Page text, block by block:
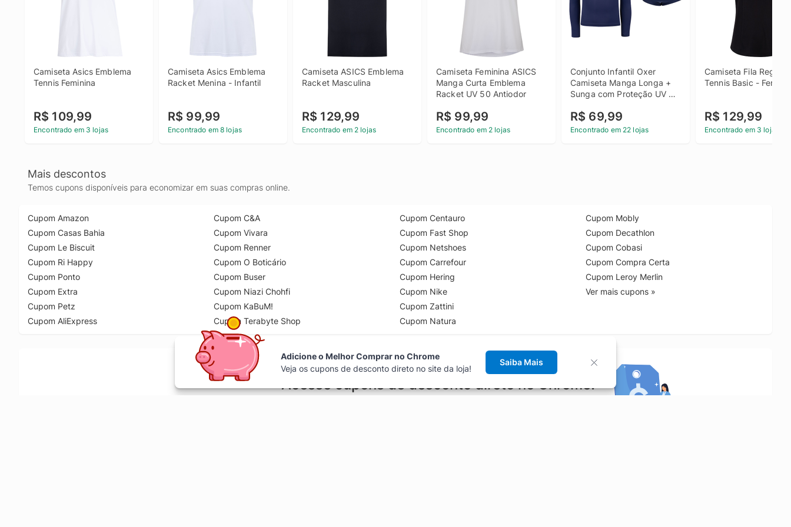
Camiseta Asics Emblema
Tennis Feminina
R$ 109,99
Encontrado em 3 lojas
Camiseta Asics Emblema
Racket Menina - Infantil
R$ 99,99
Encontrado em 8 lojas
Camiseta ASICS Emblema
Racket Masculina
R$ 129,99
Encontrado em 2 lojas
Camiseta Feminina ASICS
Manga Curta Emblema
Racket UV 50 Antiodor
R$ 99,99
Encontrado em 2 lojas
Conjunto Infantil Oxer
Camiseta Manga Longa +
Sunga com Proteção UV
R$ 69,99
Encontrado em 22 lojas
Camiseta Fila Regata
Tennis Basic -
R$ 129,99
Encontrado em 3 lojas
Mais descontos
Temos cupons disponíveis para economizar em suas compras online.
Cupom Amazon
Cupom Casas Bahia
Cupom Le Biscuit
Cupom Ri Happy
Cupom Ponto
Cupom Extra
Cupom Petz
Cupom AliExpress
Cupom C&A
Cupom Vivara
Cupom Renner
Cupom O Boticário
Cupom Buser
Cupom Niazi Chohfi
Cupom KaBuM!
Cupom Terabyte Shop
Cupom Centauro
Cupom Fast Shop
Cupom Netshoes
Cupom Carrefour
Cupom Hering
Cupom Nike
Cupom Zattini
Cupom Natura
Cupom Mobly
Cupom Decathlon
Cupom Cobasi
Cupom Compra Certa
Cupom Leroy Merlin
Ver mais cupons »
Acesse cupons de desconto direto no Chrome!
Adicione o Melhor Comprar no Chrome
Veja os cupons de desconto direto no site da loja!
Saiba Mais